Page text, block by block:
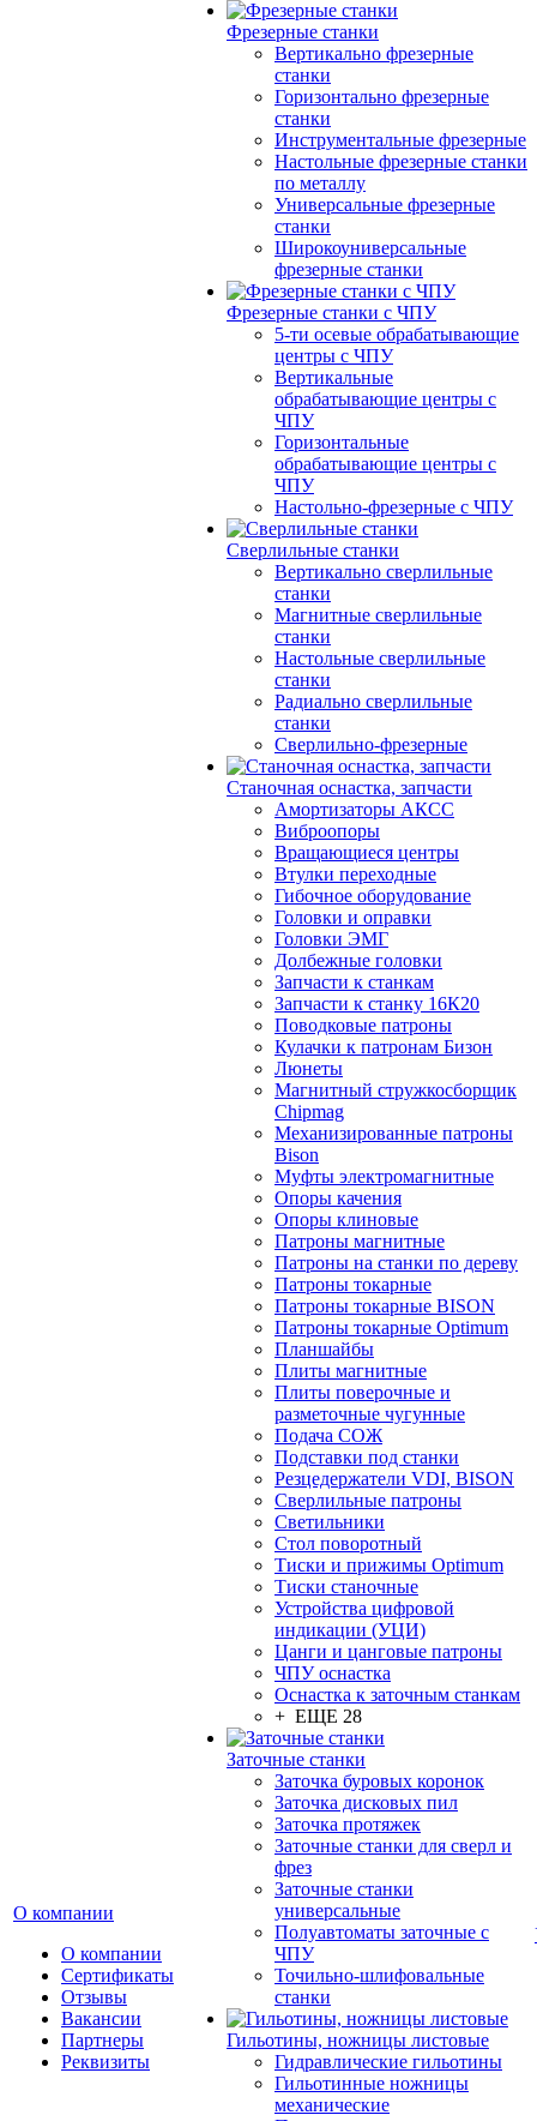
О компании
О компании
Сертификаты
Отзывы
Вакансии
Партнеры
Реквизиты
Фрезерные станки
Вертикально фрезерные
станки
Горизонтально фрезерные
станки
Инструментальные фрезерные
Настольные фрезерные станки
по металлу
Универсальные фрезерные
станки
Широкоуниверсальные
фрезерные станки
Фрезерные станки с ЧПУ
5-ти осевые обрабатывающие
центры с ЧПУ
Вертикальные
обрабатывающие центры с
ЧПУ
Горизонтальные
обрабатывающие центры с
ЧПУ
Настольно-фрезерные с ЧПУ
Сверлильные станки
Вертикально сверлильные
станки
Магнитные сверлильные
станки
Настольные сверлильные
станки
Радиально сверлильные
станки
Сверлильно-фрезерные
Станочная оснастка, запчасти
Амортизаторы АКСС
Виброопоры
Вращающиеся центры
Втулки переходные
Гибочное оборудование
Головки и оправки
Головки ЭМГ
Долбежные головки
Запчасти к станкам
Запчасти к станку 16К20
Поводковые патроны
Кулачки к патронам Бизон
Люнеты
Магнитный стружкосборщик
Chipmag
Механизированные патроны
Bison
Муфты электромагнитные
Опоры качения
Опоры клиновые
Патроны магнитные
Патроны на станки по дереву
Патроны токарные
Патроны токарные BISON
Патроны токарные Optimum
Планшайбы
Плиты магнитные
Плиты поверочные и
разметочные чугунные
Подача СОЖ
Подставки под станки
Резцедержатели VDI, BISON
Сверлильные патроны
Светильники
Стол поворотный
Тиски и прижимы Optimum
Тиски станочные
Устройства цифровой
индикации (УЦИ)
Цанги и цанговые патроны
ЧПУ оснастка
Оснастка к заточным станкам
+ ЕЩЕ 28
Заточные станки
Заточка буровых коронок
Заточка дисковых пил
Заточка протяжек
Заточные станки для сверл и
фрез
Заточные станки
универсальные
Полуавтоматы заточные с
ЧПУ
Точильно-шлифовальные
станки
Гильотины, ножницы листовые
Гидравлические гильотины
Гильотинные ножницы
механические